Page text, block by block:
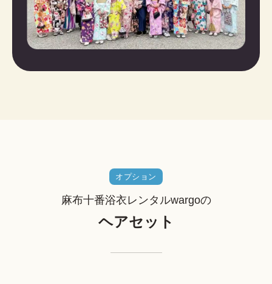
オプション
麻布十番浴衣レンタルwargoの
ヘアセット